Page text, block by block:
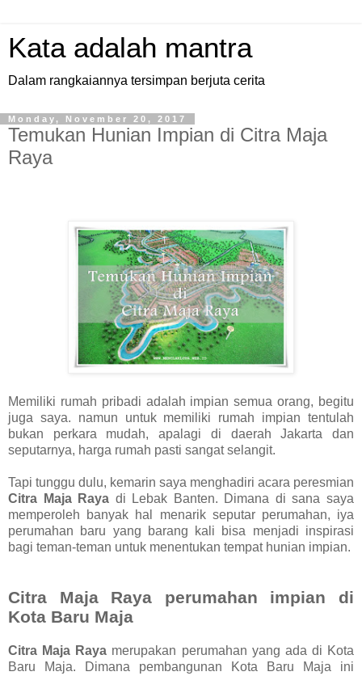
Kata adalah mantra
Dalam rangkaiannya tersimpan berjuta cerita
Monday, November 20, 2017
Temukan Hunian Impian di Citra Maja
Raya
Memiliki rumah pribadi adalah impian semua orang, begitu
juga saya. namun untuk memiliki rumah impian tentulah
bukan perkara mudah, apalagi di daerah Jakarta dan
seputarnya, harga rumah pasti sangat selangit.
Tapi tunggu dulu, kemarin saya menghadiri acara peresmian
Citra Maja Raya di Lebak Banten. Dimana di sana saya
memperoleh banyak hal menarik seputar perumahan, iya
perumahan baru yang barang kali bisa menjadi inspirasi
bagi teman-teman untuk menentukan tempat hunian impian.
Citra Maja Raya perumahan impian di
Kota Baru Maja
Citra Maja Raya merupakan perumahan yang ada di Kota
Baru Maja. Dimana pembangunan Kota Baru Maja ini